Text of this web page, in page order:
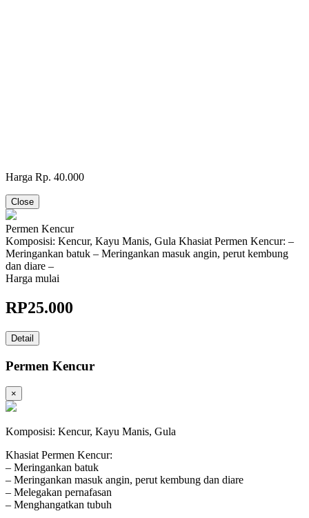
Harga Rp. 40.000
Close
Permen Kencur
Komposisi: Kencur, Kayu Manis, Gula Khasiat Permen Kencur: –
Meringankan batuk – Meringankan masuk angin, perut kembung
dan diare –
Harga mulai
RP25.000
Detail
Permen Kencur
×
Komposisi: Kencur, Kayu Manis, Gula
Khasiat Permen Kencur:
– Meringankan batuk
– Meringankan masuk angin, perut kembung dan diare
– Melegakan pernafasan
– Menghangatkan tubuh